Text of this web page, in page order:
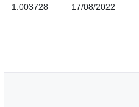
1.003728 17/08/2022